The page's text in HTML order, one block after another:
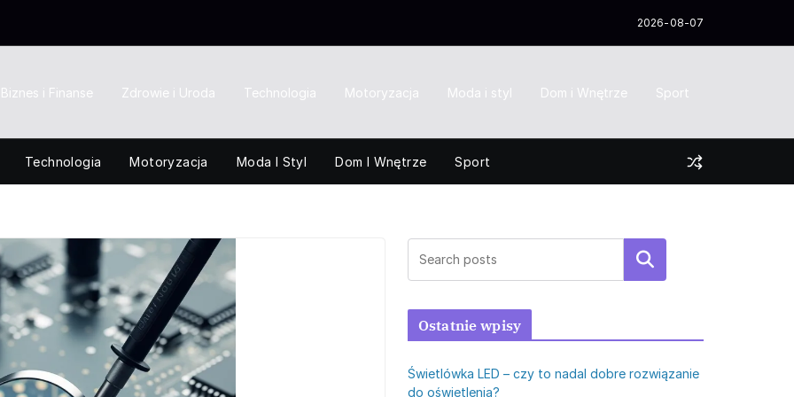
2026-08-07
Biznes i Finanse Zdrowie i Uroda Technologia Motoryzacja Moda i styl Dom i Wnętrze Sport
Technologia Motoryzacja Moda I Styl Dom I Wnętrze Sport
Szukaj
Ostatnie wpisy
Świetlówka LED – czy to nadal dobre rozwiązanie
do oświetlenia?